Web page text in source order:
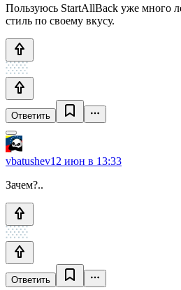
Пользуюсь StartAllBack уже много
стиль по своему вкусу.
Ответить
vbatushev12 июн в 13:33
Зачем?..
Ответить